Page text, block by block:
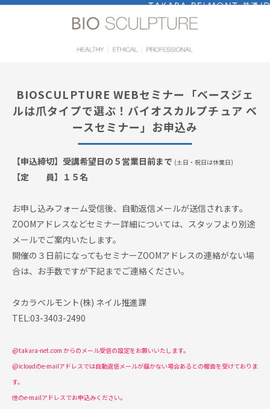
BIOSCULPTURE WEBセミナー「ベースジェ
ルは爪タイプで選ぶ！バイオスカルプチュア ベ
ースセミナー」お申込み
【申込締切】受講希望日の５営業日前まで (土日・祝日は休業日)
【定 員】１５名
お申し込みフォーム受信後、自動返信メールが送信されます。
ZOOMアドレスなどセミナー詳細については、スタッフより別途
メールでご案内いたします。
開催の３日前になってもセミナーZOOMアドレスの連絡がない場
合は、お手数ですが下記までご連絡ください。
タカラベルモント(株) ネイル推進課
TEL:03-3403-2490
@takara-net.com からのメール受信の設定をお願いいたします。
@icloudのe-mailアドレスでは自動返信メールが届かない場合あるとの報告を受けておりま
す。
他のe-mailアドレスでお申込みください。